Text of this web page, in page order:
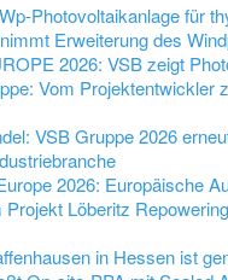
Photovoltaikanlage für
Erweiterung des
2026: VSB zeigt
Vom Projektentwickler
VSB Gruppe 2026
2026: Europäische
Löberitz
in Hessen ist